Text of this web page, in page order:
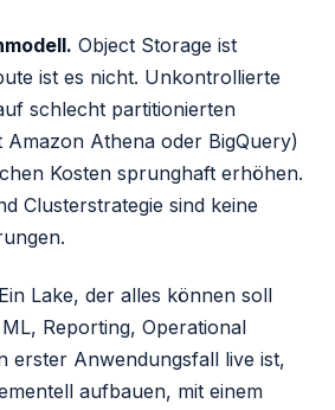
Object Storage ist
ist es nicht. Unkontrollierte
schlecht partitionierten
Amazon Athena oder BigQuery)
Kosten sprunghaft erhöhen.
Clusterstrategie sind keine
Ein Lake, der alles können soll
Reporting, Operational
erster Anwendungsfall live ist,
aufbauen, mit einem